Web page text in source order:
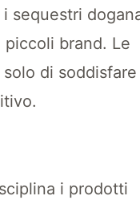
sequestri
brand. Le
di soddisfare
i
i prodotti